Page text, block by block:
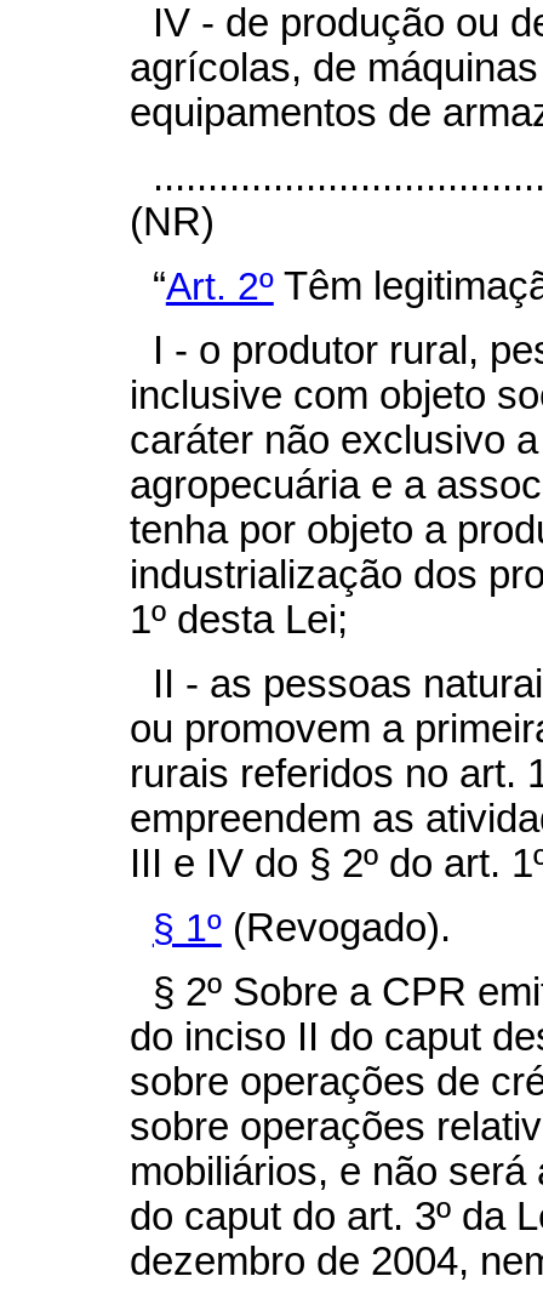
IV - de produção ou
agrícolas, de
equipamentos de
(NR)
“Art. 2ºTêm
I - o produtor rural,
inclusive com objeto
caráter não exclusivo
agropecuária e a
tenha por objeto a
industrialização dos
1º desta Lei;
II - as pessoas
ou promovem a
rurais referidos no art.
empreendem as
III e IV do § 2º do art.
§ 1º(Revogado).
§ 2º Sobre a CPR
do inciso II do caput
sobre operações de
sobre operações
mobiliários, e não
do caputdo art. 3º da
dezembro de 2004,